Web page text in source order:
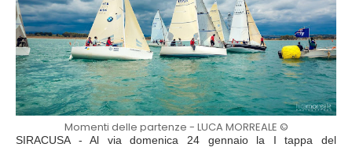
Momenti delle partenze - LUCA MORREALE ©
SIRACUSA - Al via domenica 24 gennaio la I tappa del